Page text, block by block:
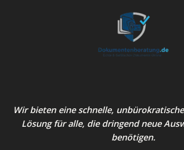
Wir bieten eine schnelle,
Lösung für alle, die dringend neue
benötigen.